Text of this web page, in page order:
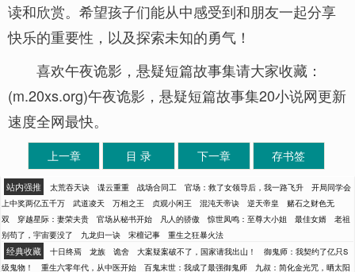
读和欣赏。希望孩子们能从中感受到和朋友一起分享
快乐的重要性，以及探索未知的勇气！
喜欢午夜诡影，悬疑短篇故事集请大家收藏：
(m.20xs.org)午夜诡影，悬疑短篇故事集20小说网更新
速度全网最快。
上一章 目 录 下一章 存书签
站内强推 太荒吞天诀 谍云重重 战场合同工 官场：救了女领导后，我一路飞升
开局同学会
上中奖两亿五千万
武道凌天 万相之王 贞观小闲王 混沌天帝诀 逆天帝皇
赌石之财色无
双
穿越星际：妻荣夫贵 官场从秘书开始 凡人的骄傲 惊世凤鸣：至尊大小姐 最佳女婿
老祖
别苟了，宇宙要没了
九龙归一诀 宋檀记事 重生之狂暴火法
经典收藏 十日终焉 龙族 诡舍 大案疑案破不了，国家请我出山！
御鬼师：我契约了亿只S
级鬼物！
重生六零年代，从中医开始 百鬼末世：我成了最强御鬼师 九叔：简化金光咒，晒太阳